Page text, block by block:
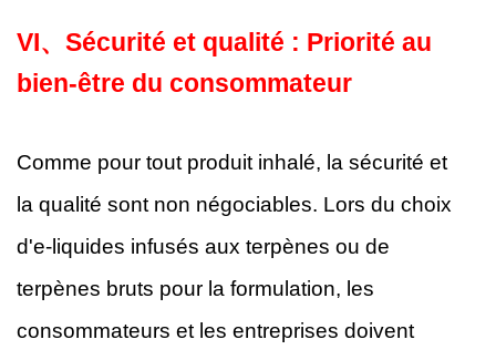
VI、 Sécurité et qualité : Priorité au
bien-être du consommateur
Comme pour tout produit inhalé, la sécurité et
la qualité sont non négociables. Lors du choix
d'e-liquides infusés aux terpènes ou de
terpènes bruts pour la formulation, les
consommateurs et les entreprises doivent